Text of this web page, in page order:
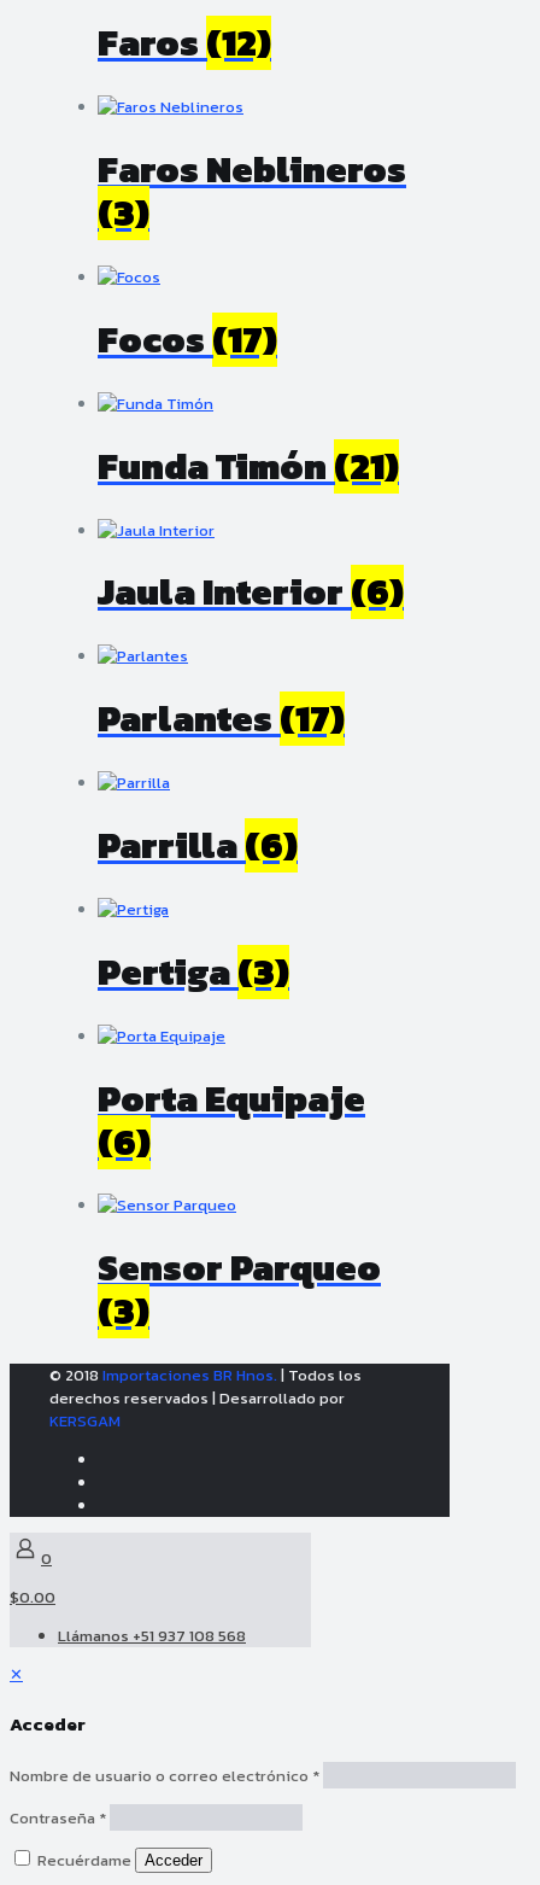
Faros(12)
Faros Neblineros
(3)
Focos(17)
Funda Timón(21)
Jaula Interior(6)
Parlantes(17)
Parrilla(6)
Pertiga(3)
Porta Equipaje
(6)
Sensor Parqueo
(3)
© 2018 Importaciones BR Hnos.| Todos los
derechos reservados | Desarrollado por
KERSGAM
0
$0.00
Llámanos +51 937 108 568
✕
Acceder
Nombre de usuario o correo electrónico *
Contraseña *
Recuérdame
Acceder